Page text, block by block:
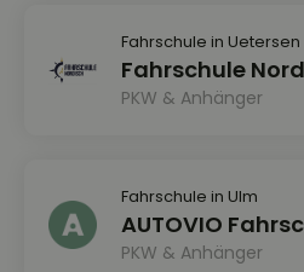
Fahrschule in
Fahrschule
PKW & Anhänger
Fahrschule in Ulm
AUTOVIO
PKW & Anhänger